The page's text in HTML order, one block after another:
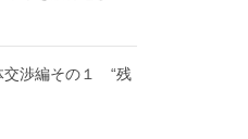
交渉編その１ “残